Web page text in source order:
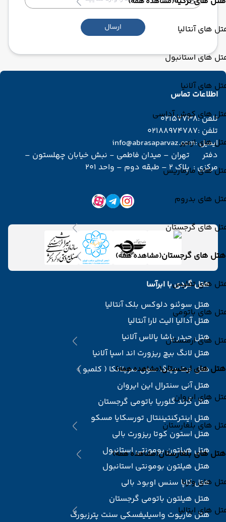
های آنتالیا
های استانبول
های آلانیا
های کوش آداسی
های ازمیر
های مارماریس
های بدروم
های گرجستان
هتل های گرجستان(مشاهده همه)
های تفلیس
های باتومی
های ارمنستان
هتل های ارمنستان(مشاهده همه)
های ایروان
های بلغارستان
هتل های بلغارستان(مشاهده همه)
های وارنا
های ایتالیا
ارسال
اطلاعات تماس
تلفن :02157738
تلفن :02188974787
ایمیل :info@abrasaparvaz.com
دفتر
مرکزی :
تهران – میدان فاطمی - نبش خیابان چهلستون –
پلاک 2 – طبقه دوم – واحد 201
هتل گردی با ابرآسا
هتل سوئنو دلوکس بلک آنتالیا
هتل آدالیا الیت لارا آنتالیا
هتل حیدر پاشا پالاس آلانیا
هتل لانگ بیچ ریزورت اند اسپا آلانیا
هتل جت وینگ سون سریلانکا ( کلمبو )
هتل آنی سنترال این ایروان
هتل گرند گلوریا باتومی گرجستان
هتل اینترکنتیننتال تورسکایا مسکو
هتل استون کوتا ریزورت بالی
هتل هیلتون بومونتی استانبول
هتل هیلتون بومونتی استانبول
هتل کاپا سنس اوبود بالی
هتل هیلتون باتومی گرجستان
هتل ماریوت واسیلیفسکی سنت پترزبورگ